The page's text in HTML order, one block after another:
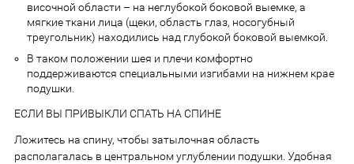
височной области – на неглубокой боковой выемке, а
мягкие ткани лица (щеки, область глаз, носогубный
треугольник) находились над глубокой боковой выемкой.
В таком положении шея и плечи комфортно
поддерживаются специальными изгибами на нижнем крае
подушки.
ЕСЛИ ВЫ ПРИВЫКЛИ СПАТЬ НА СПИНЕ
Ложитесь на спину, чтобы затылочная область
располагалась в центральном углублении подушки. Удобная